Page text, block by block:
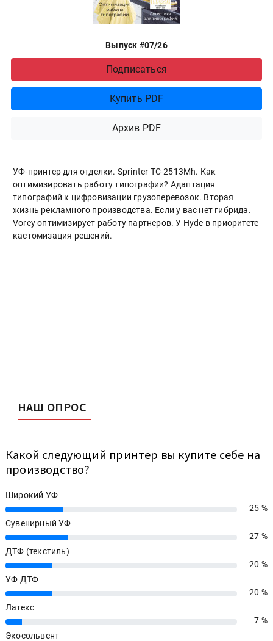
Выпуск #07/26
Подписаться
Купить PDF
Архив PDF
УФ-принтер для отделки. Sprinter ТС-2513Mh. Как
оптимизировать работу типографии? Адаптация
типографий к цифровизации грузоперевозок. Вторая
жизнь рекламного производства. Если у вас нет гибрида.
Vorey оптимизирует работу партнеров. У Hyde в приоритете
кастомизация решений.
НАШ ОПРОС
Какой следующий принтер вы купите себе на
производство?
Широкий УФ
25%
25 %
Сувенирный УФ
27%
27 %
ДТФ (текстиль)
20%
20 %
УФ ДТФ
20%
20 %
Латекс
7%
7 %
Экосольвент